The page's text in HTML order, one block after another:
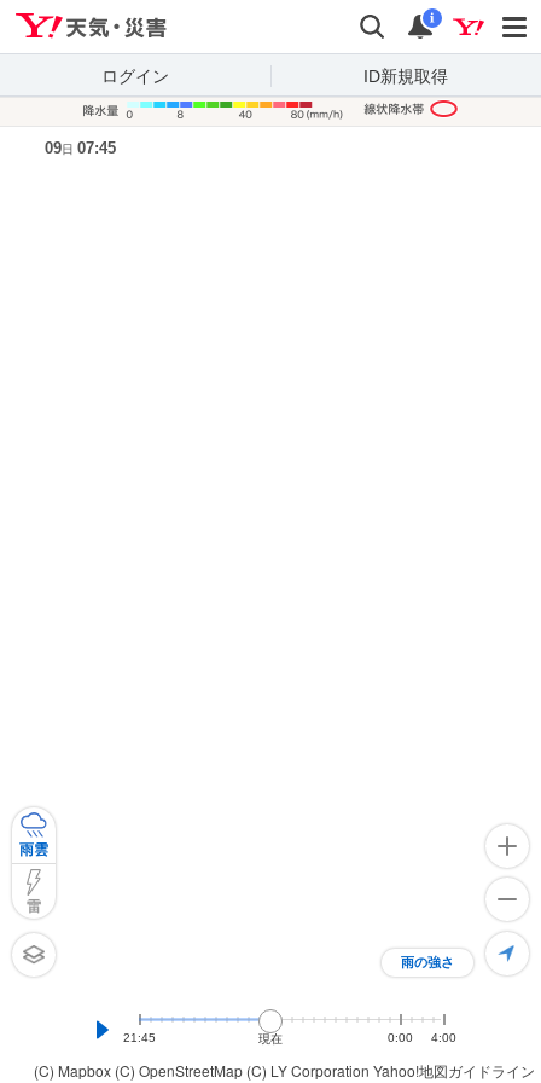
検索 通知
i
ログイン ID新規取得
(C) Mapbox (C) OpenStreetMap (C) LY Corporation Yahoo!地図ガイドライン
雨の強さ
雨雲
雷
21:45 現在 0:00 4:00
09日 07:45